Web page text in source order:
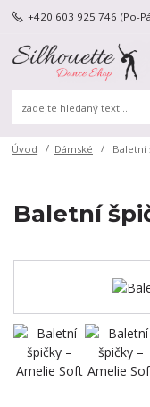
+420 603 925 746 (Po-
Úvod Dámské Baletní
Baletní